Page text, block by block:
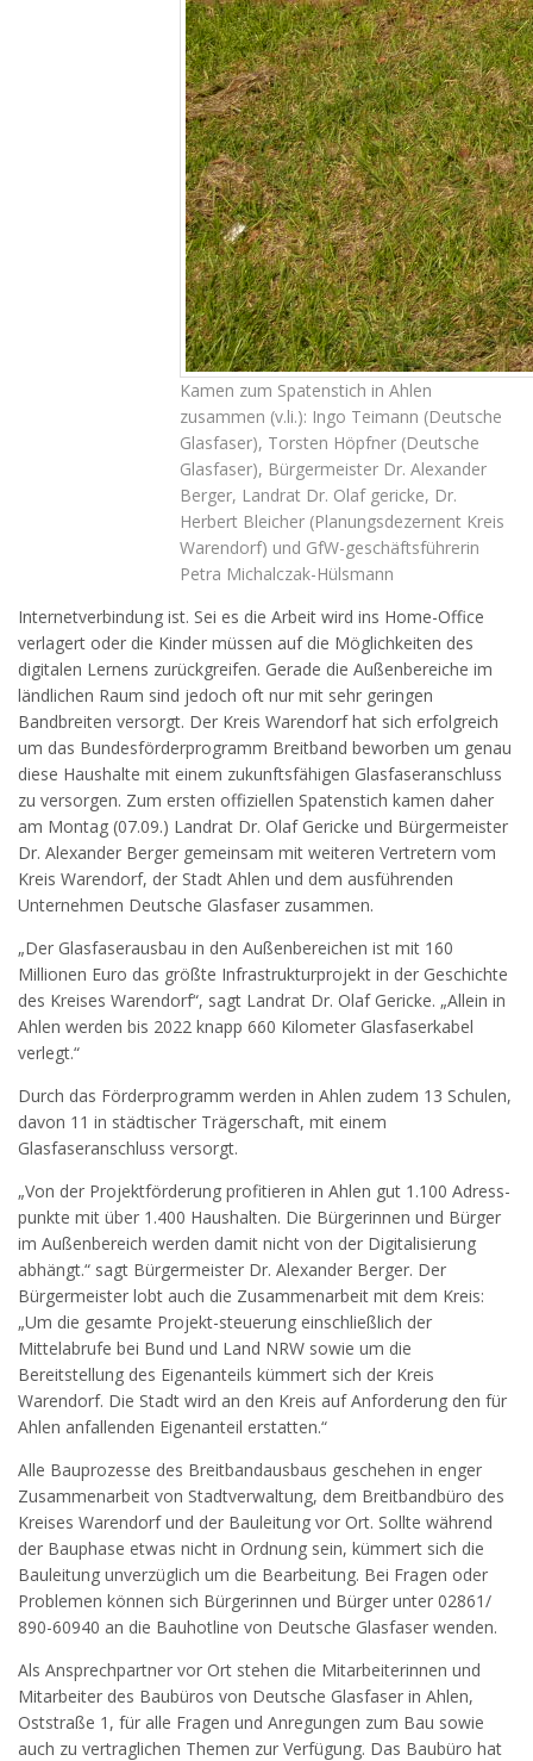
Kamen zum Spatenstich in Ahlen
zusammen (v.li.): Ingo Teimann (Deutsche
Glasfaser), Torsten Höpfner (Deutsche
Glasfaser), Bürgermeister Dr. Alexander
Berger, Landrat Dr. Olaf gericke, Dr.
Herbert Bleicher (Planungsdezernent Kreis
Warendorf) und GfW-geschäftsführerin
Petra Michalczak-Hülsmann
Internetverbindung ist. Sei es die Arbeit wird ins Home-Office
verlagert oder die Kinder müssen auf die Möglichkeiten des
digitalen Lernens zurückgreifen. Gerade die Außenbereiche im
ländlichen Raum sind jedoch oft nur mit sehr geringen
Bandbreiten versorgt. Der Kreis Warendorf hat sich erfolgreich
um das Bundesförderprogramm Breitband beworben um genau
diese Haushalte mit einem zukunftsfähigen Glasfaseranschluss
zu versorgen. Zum ersten offiziellen Spatenstich kamen daher
am Montag (07.09.) Landrat Dr. Olaf Gericke und Bürgermeister
Dr. Alexander Berger gemeinsam mit weiteren Vertretern vom
Kreis Warendorf, der Stadt Ahlen und dem ausführenden
Unternehmen Deutsche Glasfaser zusammen.
„Der Glasfaserausbau in den Außenbereichen ist mit 160
Millionen Euro das größte Infrastrukturprojekt in der Geschichte
des Kreises Warendorf“, sagt Landrat Dr. Olaf Gericke. „Allein in
Ahlen werden bis 2022 knapp 660 Kilometer Glasfaserkabel
verlegt.“
Durch das Förderprogramm werden in Ahlen zudem 13 Schulen,
davon 11 in städtischer Trägerschaft, mit einem
Glasfaseranschluss versorgt.
„Von der Projektförderung profitieren in Ahlen gut 1.100 Adress-
punkte mit über 1.400 Haushalten. Die Bürgerinnen und Bürger
im Außenbereich werden damit nicht von der Digitalisierung
abhängt.“ sagt Bürgermeister Dr. Alexander Berger. Der
Bürgermeister lobt auch die Zusammenarbeit mit dem Kreis:
„Um die gesamte Projekt-steuerung einschließlich der
Mittelabrufe bei Bund und Land NRW sowie um die
Bereitstellung des Eigenanteils kümmert sich der Kreis
Warendorf. Die Stadt wird an den Kreis auf Anforderung den für
Ahlen anfallenden Eigenanteil erstatten.“
Alle Bauprozesse des Breitbandausbaus geschehen in enger
Zusammenarbeit von Stadtverwaltung, dem Breitbandbüro des
Kreises Warendorf und der Bauleitung vor Ort. Sollte während
der Bauphase etwas nicht in Ordnung sein, kümmert sich die
Bauleitung unverzüglich um die Bearbeitung. Bei Fragen oder
Problemen können sich Bürgerinnen und Bürger unter 02861/
890-60940 an die Bauhotline von Deutsche Glasfaser wenden.
Als Ansprechpartner vor Ort stehen die Mitarbeiterinnen und
Mitarbeiter des Baubüros von Deutsche Glasfaser in Ahlen,
Oststraße 1, für alle Fragen und Anregungen zum Bau sowie
auch zu vertraglichen Themen zur Verfügung. Das Baubüro hat